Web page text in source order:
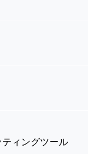
ィングツール